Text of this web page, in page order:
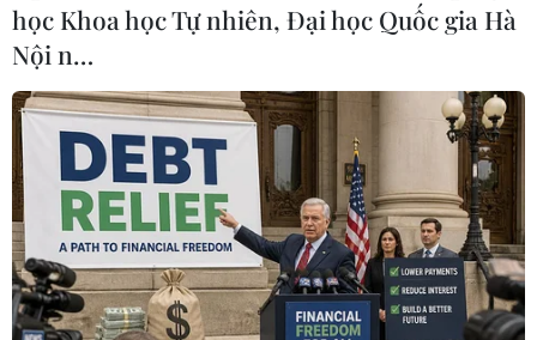
Mạng lưới đường sắt cao tốc của
Pháp đã bị tấn công bởi "các
hành vi ác ý" bao gồm các cuộc
tấn công đốt phá làm gián đoạn
hệ thống giao thông, vài giờ trước
lễ khai mạc Thế vận hội Paris
2024.
(TTXVN/Vietnam+)
học Khoa học Tự nhiên, Đại học Quốc gia Hà
Nội n…